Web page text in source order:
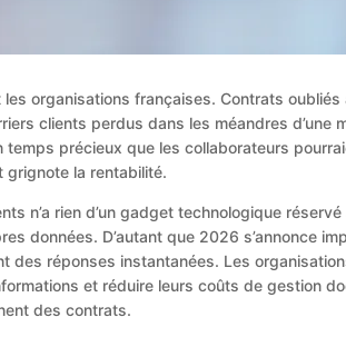
les organisations françaises. Contrats
clients perdus dans les méandres
temps précieux que les collaborateurs
grignote la rentabilité.
n’a rien d’un gadget technologique
données. D’autant que 2026 s’annonce
des réponses instantanées. Les
et réduire leurs coûts de gestion
des contrats.